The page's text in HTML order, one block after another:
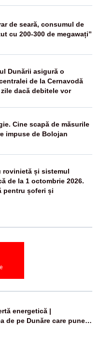
de seară, consumul de
cu 200-300 de megawați”
Dunării asigură o
de la Cernavodă
dacă debitele vor
Cine scapă de măsurile
impuse de Bolojan
rovinietă și sistemul
de la 1 octombrie 2026.
pentru șoferi și
energetică |
de pe Dunăre care pune
Cernavodă era